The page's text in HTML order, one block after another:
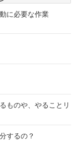
に必要な作業
ものや、やることリ
するの？